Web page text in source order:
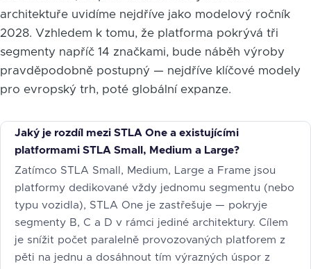
architektuře uvidíme nejdříve jako modelový ročník
2028. Vzhledem k tomu, že platforma pokrývá tři
segmenty napříč 14 značkami, bude náběh výroby
pravděpodobně postupný — nejdříve klíčové modely
pro evropský trh, poté globální expanze.
Jaký je rozdíl mezi STLA One a existujícími
platformami STLA Small, Medium a Large?
Zatímco STLA Small, Medium, Large a Frame jsou
platformy dedikované vždy jednomu segmentu (nebo
typu vozidla), STLA One je zastřešuje — pokryje
segmenty B, C a D v rámci jediné architektury. Cílem
je snížit počet paralelně provozovaných platforem z
pěti na jednu a dosáhnout tím výrazných úspor z